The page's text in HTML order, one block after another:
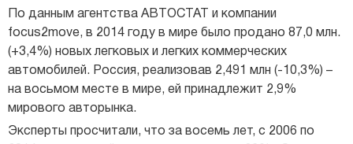
По данным агентства АВТОСТАТ и компании
focus2move, в 2014 году в мире было продано 87,0 млн.
(+3,4%) новых легковых и легких коммерческих
автомобилей. Россия, реализовав 2,491 млн (-10,3%) –
на восьмом месте в мире, ей принадлежит 2,9%
мирового авторынка.
Эксперты просчитали, что за восемь лет, с 2006 по